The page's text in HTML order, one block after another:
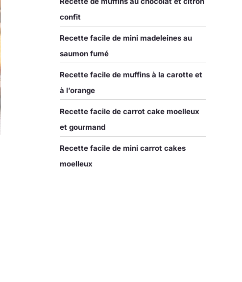
confit
Recette facile de mini madeleines au
saumon fumé
Recette facile de muffins à la carotte et
à l’orange
Recette facile de carrot cake moelleux
et gourmand
Recette facile de mini carrot cakes
moelleux